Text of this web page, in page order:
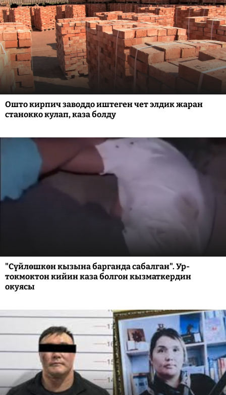
Ошто кирпич заводдо иштеген чет элдик жаран
станокко кулап, каза болду
"Сүйлөшкөн кызына барганда сабалган". Ур-
токмоктон кийин каза болгон кызматкердин
окуясы